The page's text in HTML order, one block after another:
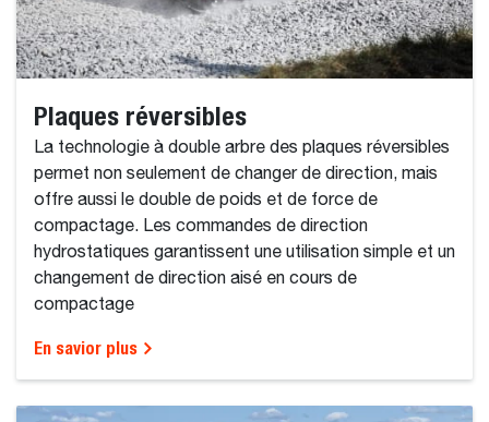
Plaques réversibles
La technologie à double arbre des plaques réversibles
permet non seulement de changer de direction, mais
offre aussi le double de poids et de force de
compactage. Les commandes de direction
hydrostatiques garantissent une utilisation simple et un
changement de direction aisé en cours de
compactage
En savior plus